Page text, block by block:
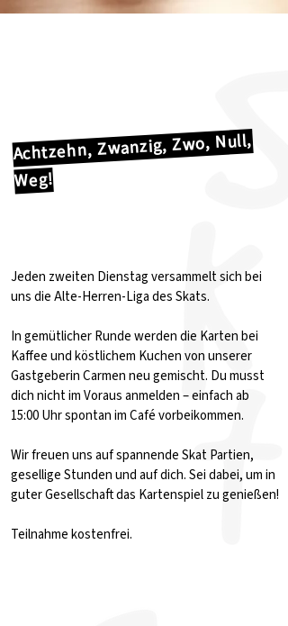
Achtzehn, Zwanzig, Zwo, Null,
Weg!
Jeden zweiten Dienstag versammelt sich bei
uns die Alte-Herren-Liga des Skats.
In gemütlicher Runde werden die Karten bei
Kaffee und köstlichem Kuchen von unserer
Gastgeberin Carmen neu gemischt. Du musst
dich nicht im Voraus anmelden – einfach ab
15:00 Uhr spontan im Café vorbeikommen.
Wir freuen uns auf spannende Skat Partien,
gesellige Stunden und auf dich. Sei dabei, um in
guter Gesellschaft das Kartenspiel zu genießen!
Teilnahme kostenfrei.